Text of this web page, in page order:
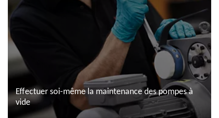
Effectuer soi-même la maintenance des pompes à
vide